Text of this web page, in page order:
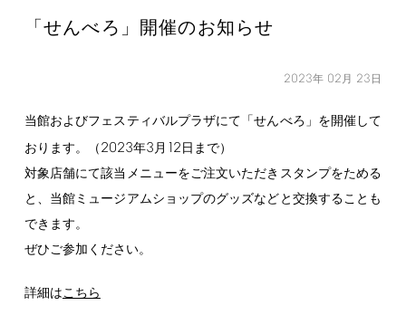
「せんべろ」開催のお知らせ
2023年 02 月 23 日
当館およびフェスティバルプラザにて「せんべろ」を開催して
おります。（2023年3月 12 日まで）
対象店舗にて該当メニューをご注文いただきスタンプをためる
と、当館ミュージアムショップのグッズなどと交換することも
できます。
ぜひご参加ください。
詳細はこちら